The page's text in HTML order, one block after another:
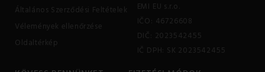
Általános Szerződési Feltételek
Vélemények ellenőrzése
Oldaltérkép
EMI EU s.r.o.
IČO: 46726608
DIČ: 2023542455
IČ DPH: SK 2023542455